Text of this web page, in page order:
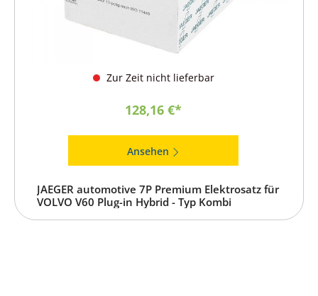
Zur Zeit nicht lieferbar
128,16 €*
Ansehen
JAEGER automotive 7P Premium Elektrosatz für
VOLVO V60 Plug-in Hybrid - Typ Kombi